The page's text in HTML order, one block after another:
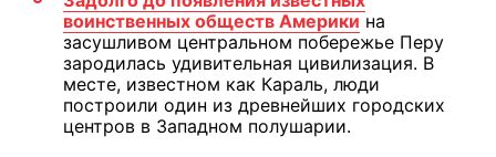
воинственных обществ Америки на
засушливом центральном побережье Перу
зародилась удивительная цивилизация. В
месте, известном как Караль, люди
построили один из древнейших городских
центров в Западном полушарии.